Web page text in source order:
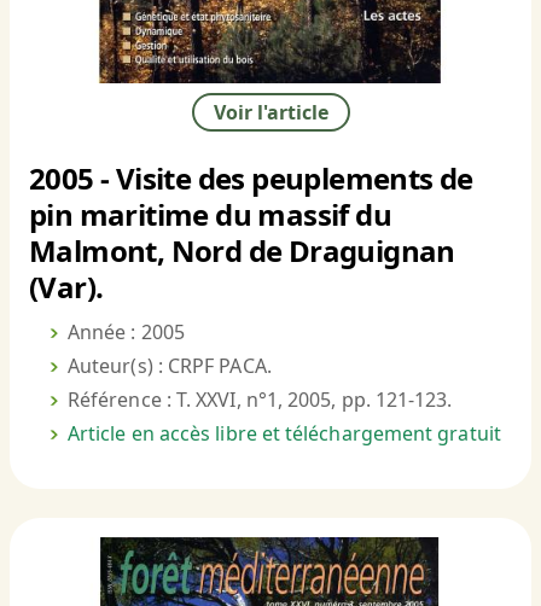
Voir l'article
2005 - Visite des peuplements de
pin maritime du massif du
Malmont, Nord de Draguignan
(Var).
Année : 2005
Auteur(s) : CRPF PACA.
Référence : T. XXVI, n°1, 2005, pp. 121-123.
Article en accès libre et téléchargement gratuit